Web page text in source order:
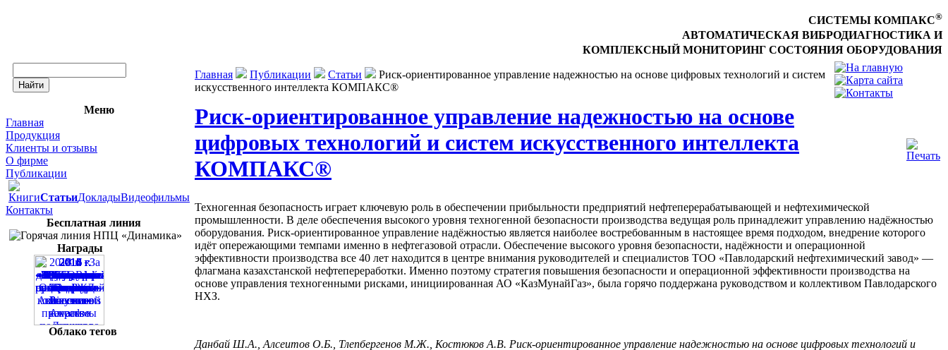
СИСТЕМЫ КОМПАКС®
АВТОМАТИЧЕСКАЯ ВИБРОДИАГНОСТИКА И
КОМПЛЕКСНЫЙ МОНИТОРИНГ СОСТОЯНИЯ ОБОРУДОВАНИЯ
Меню
Главная
Продукция
Клиенты и отзывы
О фирме
Публикации
КнигиСтатьиДокладыВидеофильмы
Контакты
Бесплатная линия
Награды
Облако тегов
Главная Публикации Статьи
Риск-ориентированное управление надежностью на основе цифровых технологий и систем
искусственного интеллекта КОМПАКС®
Риск-ориентированное управление надежностью на основе
цифровых технологий и систем искусственного интеллекта
КОМПАКС®
Техногенная безопасность играет ключевую роль в обеспечении прибыльности предприятий нефтеперерабатывающей и нефтехимической
промышленности. В деле обеспечения высокого уровня техногенной безопасности производства ведущая роль принадлежит управлению надёжностью
оборудования. Риск-ориентированное управление надёжностью является наиболее востребованным в настоящее время подходом, внедрение которого
идёт опережающими темпами именно в нефтегазовой отрасли. Обеспечение высокого уровня безопасности, надёжности и операционной
эффективности производства все 40 лет находится в центре внимания руководителей и специалистов ТОО «Павлодарский нефтехимический завод» —
флагмана казахстанской нефтепереработки. Именно поэтому стратегия повышения безопасности и операционной эффективности производства на
основе управления техногенными рисками, инициированная АО «КазМунайГаз», была горячо поддержана руководством и коллективом Павлодарского
НХЗ.
Данбай Ш.А., Алсеитов О.Б., Тлепбергенов М.Ж., Костюков А.В. Риск-ориентированное управление надежностью на основе цифровых технологий и